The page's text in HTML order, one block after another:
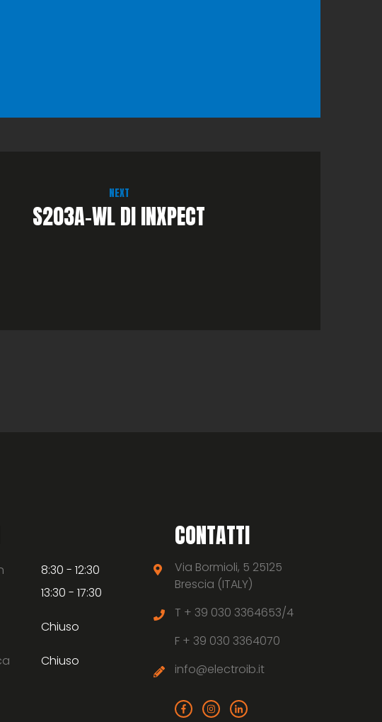
NEXT
S203A-WL DI INXPECT
8:30 - 12:30
13:30 - 17:30
Chiuso
Chiuso
CONTATTI
Via Bormioli, 5 25125
Brescia (ITALY)
T + 39 030 3364653/4
F + 39 030 3364070
info@electroib.it